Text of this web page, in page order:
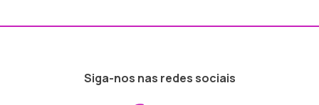
Siga-nos nas redes sociais